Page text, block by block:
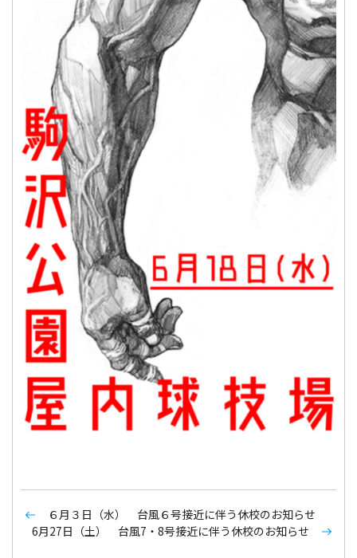
６月３日（水） 台風６号接近に伴う休校のお知らせ
6月27日（土） 台風7・8号接近に伴う休校のお知らせ